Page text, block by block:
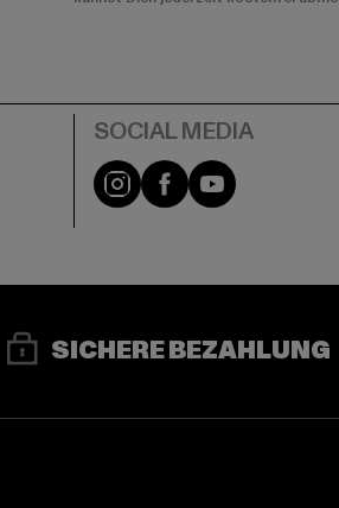
Instagram
FacebookYouTube
SICHERE BEZAHLUNG